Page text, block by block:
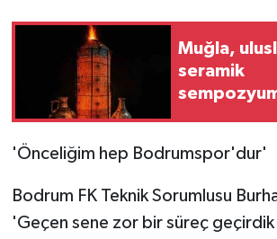
Muğla,
seramik
'Önceliğim hep Bodrumspor'dur'
Bodrum FK Teknik Sorumlusu
'Geçen sene zor bir süreç geçirdik
TEKNOLOJİ
Turizm
ÜLKE GÜNDEMİ
YAŞAM